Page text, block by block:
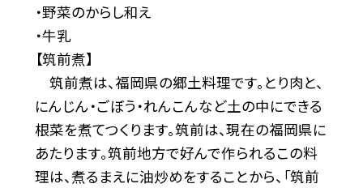
・野菜のからし和え
・牛乳
【筑前煮】
筑前煮は、福岡県の郷土料理です。とり肉と、
にんじん・ごぼう・れんこんなど土の中にできる
根菜を煮てつくります。筑前は、現在の福岡県に
あたります。筑前地方で好んで作られるこの料
理は、煮るまえに油炒めをすることから、「筑前